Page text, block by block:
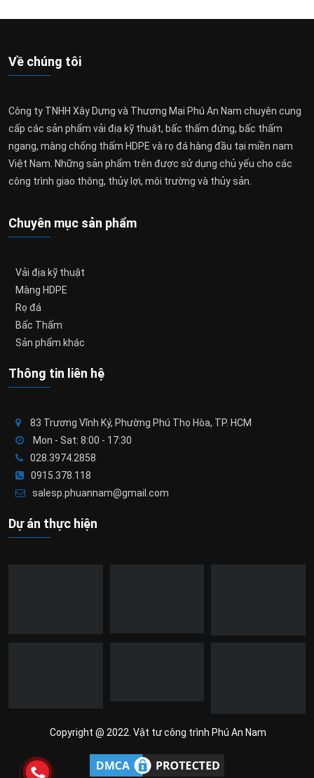
Về chúng tôi
Công ty TNHH Xây Dựng và Thương Mại Phú An Nam chuyên cung
cấp các sản phẩm vải địa kỹ thuật, bấc thấm đứng, bấc thấm
ngang, màng chống thấm HDPE và rọ đá hàng đầu tại miền nam
Việt Nam. Những sản phẩm trên được sử dụng chủ yếu cho các
công trình giao thông, thủy lợi, môi trường và thủy sản.
Chuyên mục sản phẩm
Vải địa kỹ thuật
Màng HDPE
Rọ đá
Bấc Thấm
Sản phẩm khác
Thông tin liên hệ
83 Trương Vĩnh Ký, Phường Phú Thọ Hòa, TP. HCM
Mon - Sat: 8:00 - 17:30
028.3974.2858
0915.378.118
salesp.phuannam@gmail.com
Dự án thực hiện
Copyright @ 2022. Vật tư công trình Phú An Nam